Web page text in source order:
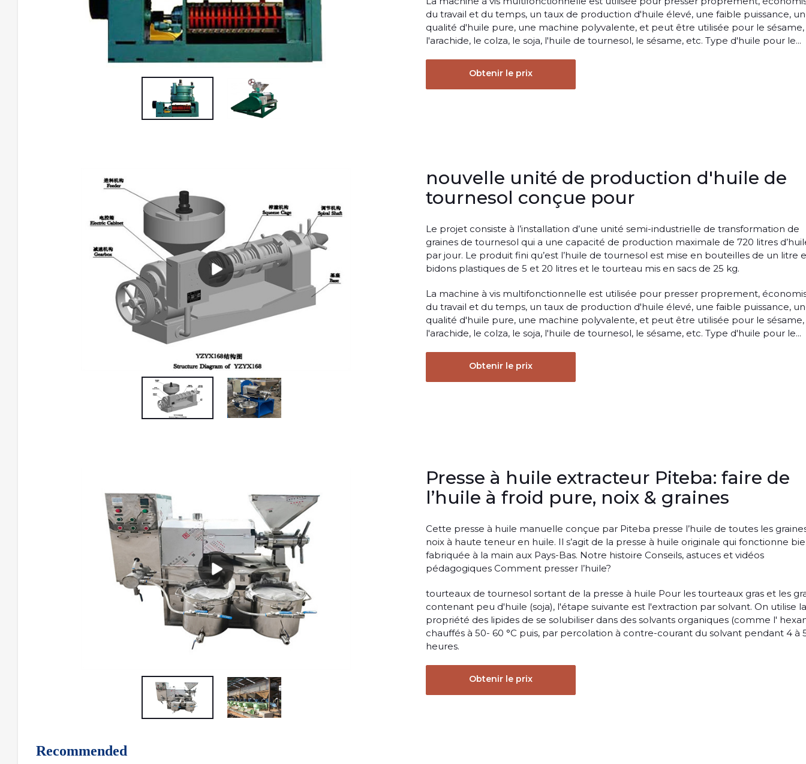
du travail et du temps, un taux de production d'huile élevé, une faible puissance,
qualité d'huile pure, une machine polyvalente, et peut être utilisée pour le sésame,
l'arachide, le colza, le soja, l'huile de tournesol, le sésame, etc. Type d'huile pour le...
Obtenir le prix
nouvelle unité de production d'huile de
tournesol conçue pour
Le projet consiste à l’installation d’une unité semi-industrielle de transformation de
graines de tournesol qui a une capacité de production maximale de 720 litres
par jour. Le produit fini qu’est l’huile de tournesol est mise en bouteilles de un litre
bidons plastiques de 5 et 20 litres et le tourteau mis en sacs de 25 kg.
La machine à vis multifonctionnelle est utilisée pour presser proprement,
du travail et du temps, un taux de production d'huile élevé, une faible puissance,
qualité d'huile pure, une machine polyvalente, et peut être utilisée pour le sésame,
l'arachide, le colza, le soja, l'huile de tournesol, le sésame, etc. Type d'huile pour le...
Obtenir le prix
Presse à huile extracteur Piteba: faire de
l’huile à froid pure, noix & graines
Cette presse à huile manuelle conçue par Piteba presse l’huile de toutes les
noix à haute teneur en huile. Il s’agit de la presse à huile originale qui fonctionne
fabriquée à la main aux Pays-Bas. Notre histoire Conseils, astuces et vidéos
pédagogiques Comment presser l’huile?
tourteaux de tournesol sortant de la presse à huile Pour les tourteaux gras et les
contenant peu d'huile (soja), l'étape suivante est l'extraction par solvant. On utilise la
propriété des lipides de se solubiliser dans des solvants organiques (comme l'
chauffés à 50- 60 °C puis, par percolation à contre-courant du solvant pendant 4 à
heures.
Obtenir le prix
Recommended